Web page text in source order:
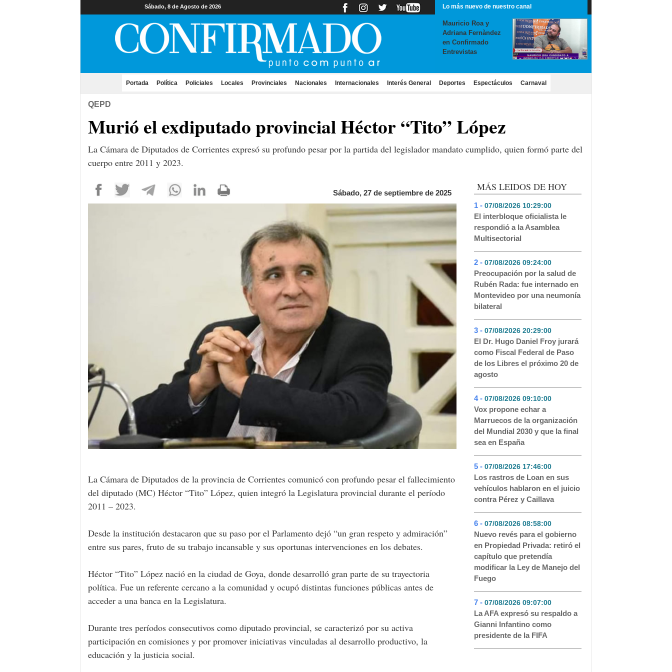
Sábado, 8 de Agosto de 2026 Lo más nuevo de nuestro canal
Mauricio Roa y
Adriana Fernàndez
en Confirmado
Entrevistas
Portada(current)
Política Policiales Locales Provinciales Nacionales Internacionales Interés General Deportes Espectáculos Carnaval
QEPD
Murió el exdiputado provincial Héctor “Tito” López
La Cámara de Diputados de Corrientes expresó su profundo pesar por la partida del legislador mandato cumplido, quien formó parte del
cuerpo entre 2011 y 2023.
Sábado, 27 de septiembre de 2025
La Cámara de Diputados de la provincia de Corrientes comunicó con profundo pesar el fallecimiento
del diputado (MC) Héctor “Tito” López, quien integró la Legislatura provincial durante el período
2011 – 2023.
Desde la institución destacaron que su paso por el Parlamento dejó “un gran respeto y admiración”
entre sus pares, fruto de su trabajo incansable y sus oportunas intervenciones en los debates.
Héctor “Tito” López nació en la ciudad de Goya, donde desarrolló gran parte de su trayectoria
política. Fue un referente cercano a la comunidad y ocupó distintas funciones públicas antes de
acceder a una banca en la Legislatura.
Durante tres períodos consecutivos como diputado provincial, se caracterizó por su activa
participación en comisiones y por promover iniciativas vinculadas al desarrollo productivo, la
educación y la justicia social.
MÁS LEIDOS DE HOY
1 - 07/08/2026 10:29:00- 242
El interbloque oficialista le
respondió a la Asamblea
Multisectorial
2 - 07/08/2026 09:24:00- 195
Preocupación por la salud de
Rubén Rada: fue internado en
Montevideo por una neumonía
bilateral
3 - 07/08/2026 20:29:00- 111
El Dr. Hugo Daniel Froy jurará
como Fiscal Federal de Paso
de los Libres el próximo 20 de
agosto
4 - 07/08/2026 09:10:00- 76
Vox propone echar a
Marruecos de la organización
del Mundial 2030 y que la final
sea en España
5 - 07/08/2026 17:46:00- 68
Los rastros de Loan en sus
vehículos hablaron en el juicio
contra Pérez y Caillava
6 - 07/08/2026 08:58:00- 63
Nuevo revés para el gobierno
en Propiedad Privada: retiró el
capítulo que pretendía
modificar la Ley de Manejo del
Fuego
7 - 07/08/2026 09:07:00- 55
La AFA expresó su respaldo a
Gianni Infantino como
presidente de la FIFA